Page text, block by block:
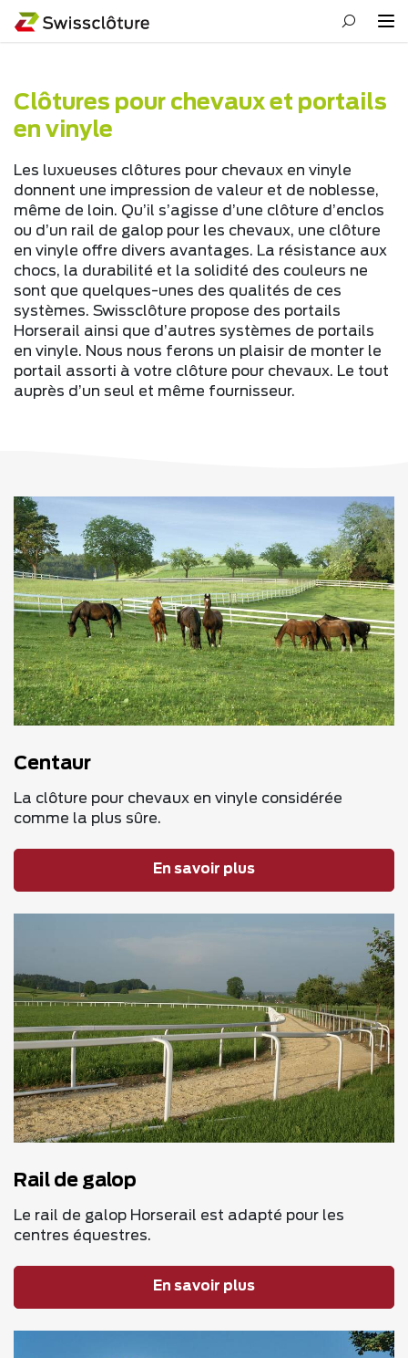
Clôtures pour chevaux et portails
en vinyle
Les luxueuses clôtures pour chevaux en vinyle
donnent une impression de valeur et de noblesse,
même de loin. Qu’il s’agisse d’une clôture d’enclos
ou d’un rail de galop pour les chevaux, une clôture
en vinyle offre divers avantages. La résistance aux
chocs, la durabilité et la solidité des couleurs ne
sont que quelques-unes des qualités de ces
systèmes. Swissclôture propose des portails
Horserail ainsi que d’autres systèmes de portails
en vinyle. Nous nous ferons un plaisir de monter le
portail assorti à votre clôture pour chevaux. Le tout
auprès d’un seul et même fournisseur.
Centaur
La clôture pour chevaux en vinyle considérée
comme la plus sûre.
En savoir plus
Rail de galop
Le rail de galop Horserail est adapté pour les
centres équestres.
En savoir plus